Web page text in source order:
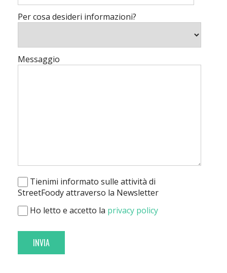
Per cosa desideri informazioni?
Messaggio
Tienimi informato sulle attività di
StreetFoody attraverso la Newsletter
Ho letto e accetto la privacy policy
INVIA